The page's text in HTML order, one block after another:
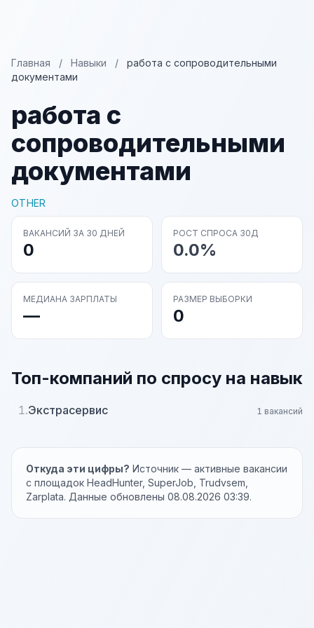
Главная / Навыки /
работа с сопроводительными
документами
работа с
сопроводительными
документами
OTHER
ВАКАНСИЙ ЗА 30 ДНЕЙ
0
РОСТ СПРОСА 30Д
0.0%
МЕДИАНА ЗАРПЛАТЫ
—
РАЗМЕР ВЫБОРКИ
0
Топ-компаний по спросу на навык
1.Экстрасервис 1 вакансий
Откуда эти цифры? Источник — активные вакансии
с площадок HeadHunter, SuperJob, Trudvsem,
Zarplata. Данные обновлены 08.08.2026 03:39.